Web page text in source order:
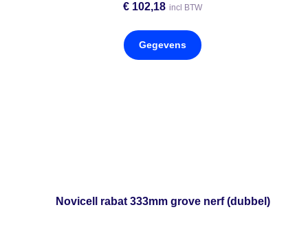
€ 102,18 incl BTW
Gegevens
Novicell rabat 333mm grove nerf (dubbel)